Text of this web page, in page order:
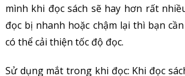
mình khi đọc sách sẽ hay hơn rất
đọc bị nhanh hoặc chậm lại thì bạn
có thể cải thiện tốc độ đọc.
Sử dụng mắt trong khi đọc: Khi đọc